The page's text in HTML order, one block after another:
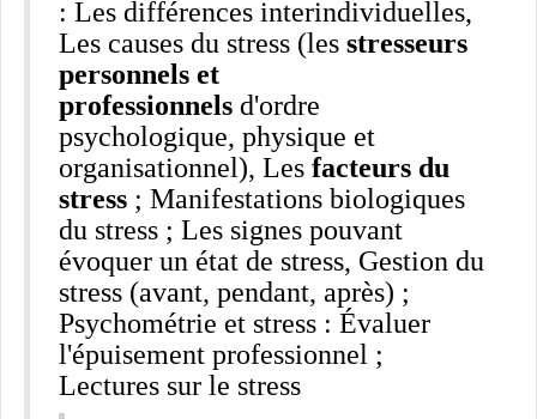
: Les différences interindividuelles,
Les causes du stress (les stresseurs
personnels et
professionnels d'ordre
psychologique, physique et
organisationnel), Les facteurs du
stress ; Manifestations biologiques
du stress ; Les signes pouvant
évoquer un état de stress, Gestion du
stress (avant, pendant, après) ;
Psychométrie et stress : Évaluer
l'épuisement professionnel ;
Lectures sur le stress